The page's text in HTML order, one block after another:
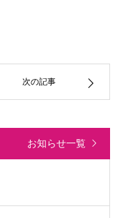
次の記事
お知らせ一覧